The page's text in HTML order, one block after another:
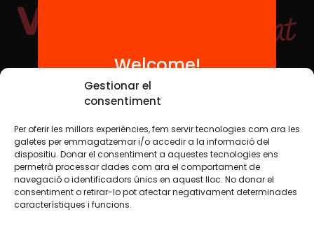
Gestionar el
consentiment
Per oferir les millors experiències, fem servir tecnologies com ara les
galetes per emmagatzemar i/o accedir a la informació del
dispositiu. Donar el consentiment a aquestes tecnologies ens
permetrà processar dades com ara el comportament de
navegació o identificadors únics en aquest lloc. No donar el
consentiment o retirar-lo pot afectar negativament determinades
característiques i funcions.
Social Media
TW YTB IG FB IN
Legal NoticeCookie Policy
Welcome!